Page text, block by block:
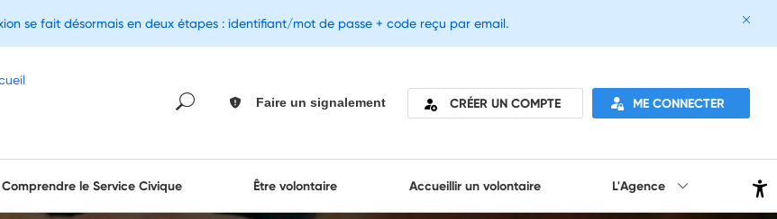
Faire un signalement CRÉER UN COMPTE ME CONNECTER
Comprendre le Service Civique Être volontaire Accueillir un volontaire L'Agence
se fait désormais en deux étapes : identifiant/mot de passe + code reçu par email.